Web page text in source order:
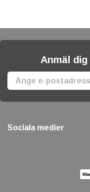
Anmäl
Sociala medier